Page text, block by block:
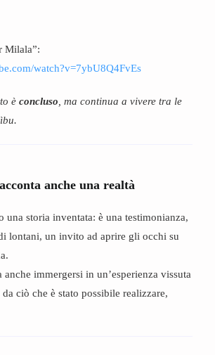
Milala”:
watch?v=7ybU8Q4FvEs
èconcluso , ma continua a vivere tra le
anche una realtà
una storia inventata: è una testimonianza,
lontani, un invito ad aprire gli occhi su
immergersi in un’esperienza vissuta
ciò che è stato possibile realizzare,